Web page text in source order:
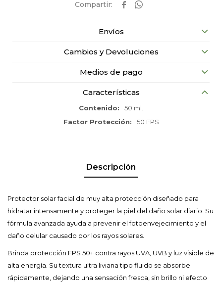
 
Envíos
Cambios y Devoluciones
Medios de pago
Características
Contenido
50 ml.
Factor Protección
50 FPS
Descripción
Protector solar facial de muy alta protección diseñado para
hidratar intensamente y proteger la piel del daño solar diario. Su
fórmula avanzada ayuda a prevenir el fotoenvejecimiento y el
daño celular causado por los rayos solares.
Brinda protección FPS 50+ contra rayos UVA, UVB y luz visible de
alta energía. Su textura ultra liviana tipo fluido se absorbe
rápidamente, dejando una sensación fresca, sin brillo ni efecto